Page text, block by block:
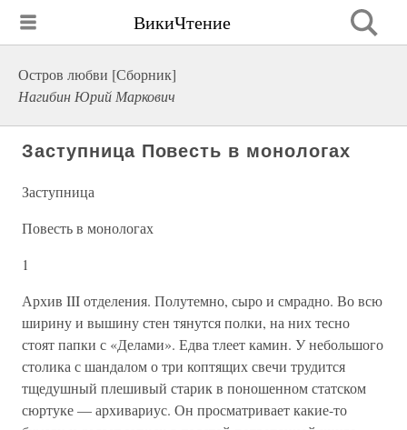
ВикиЧтение
Остров любви [Сборник]
Нагибин Юрий Маркович
Заступница Повесть в монологах
Заступница
Повесть в монологах
1
Архив III отделения. Полутемно, сыро и смрадно. Во всю
ширину и вышину стен тянутся полки, на них тесно
стоят папки с «Делами». Едва тлеет камин. У небольшого
столика с шандалом о три коптящих свечи трудится
тщедушный плешивый старик в поношенном статском
сюртуке — архивариус. Он просматривает какие-то